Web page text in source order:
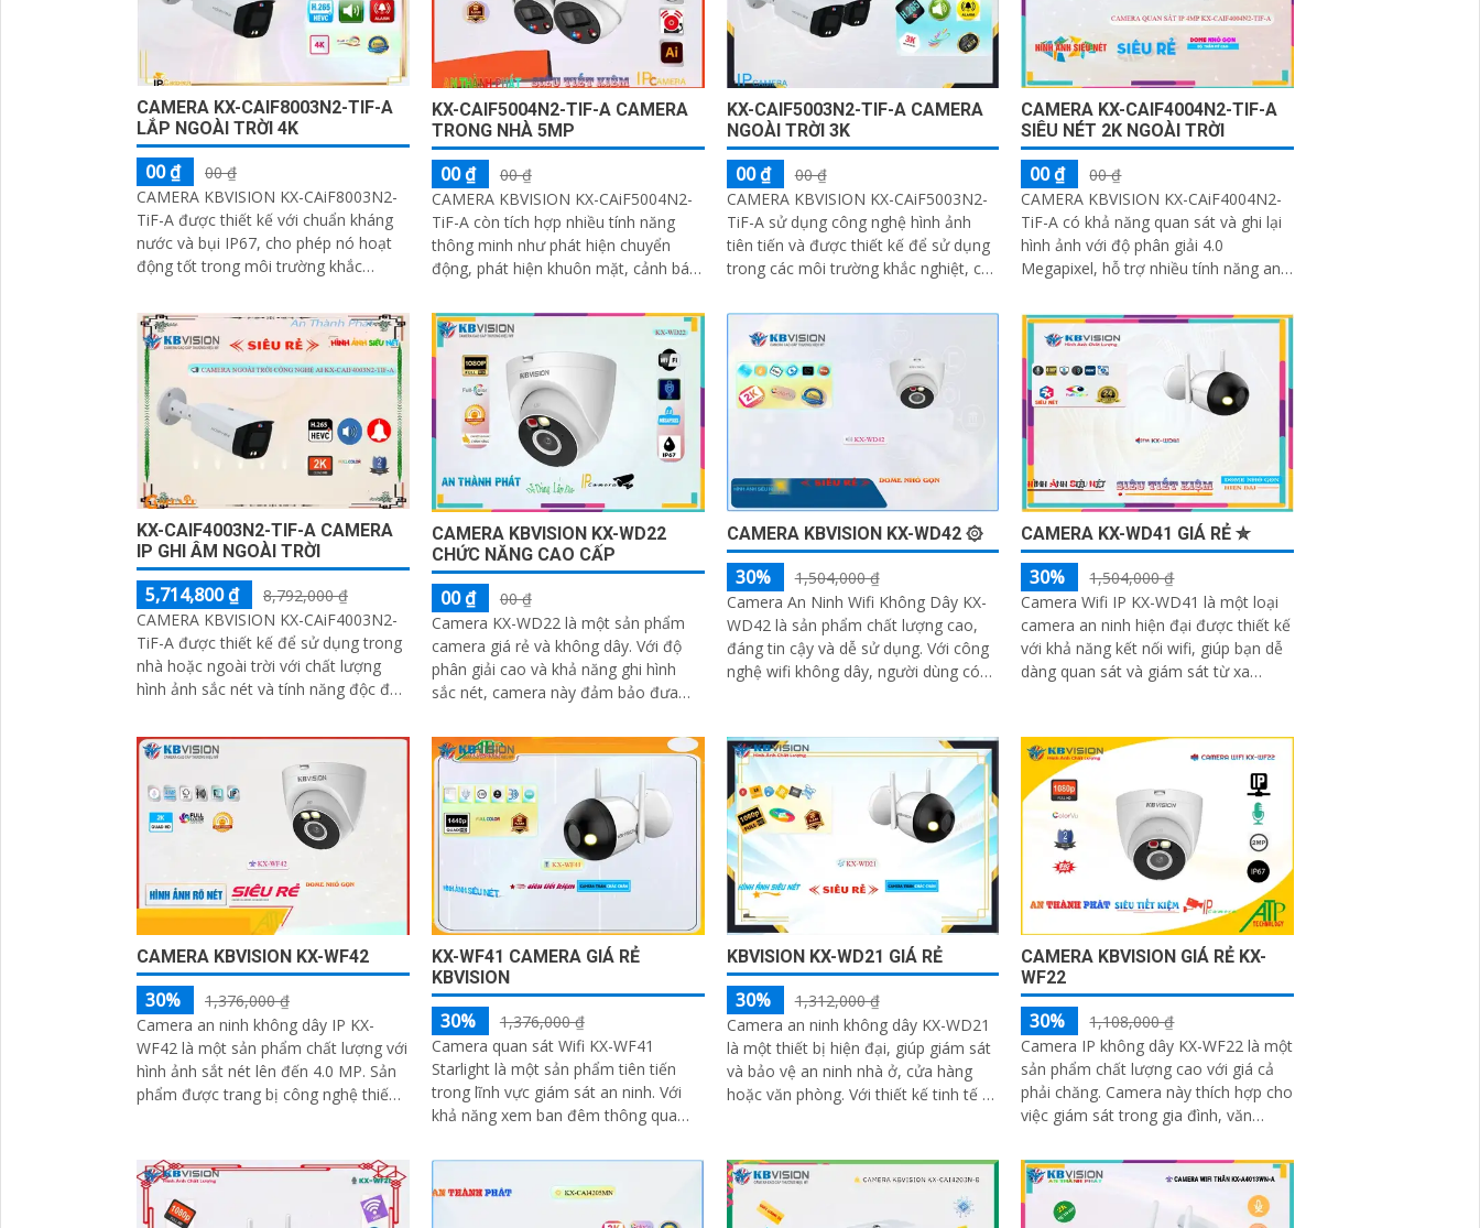
CAMERA KX-CAIF8003N2-TIF-A
LẮP NGOÀI TRỜI 4K
00 ₫
00 ₫
CAMERA KBVISION KX-CAiF8003N2-
TiF-A được thiết kế với chuẩn kháng
nước và bụi IP67, cho phép nó hoạt
động tốt trong môi trường khắc
CAMERA...
KX-CAIF5004N2-TIF-A CAMERA
TRONG NHÀ 5MP
00 ₫
00 ₫
CAMERA KBVISION KX-CAiF5004N2-
TiF-A còn tích hợp nhiều tính năng
thông minh như phát hiện chuyển
động, phát hiện khuôn mặt, cảnh báo
cường tính...
KX-CAIF5003N2-TIF-A CAMERA
NGOÀI TRỜI 3K
00 ₫
00 ₫
CAMERA KBVISION KX-CAiF5003N2-
TiF-A sử dụng công nghệ hình ảnh
tiên tiến và được thiết kế để sử dụng
trong các môi trường khắc nghiệt, có
đạt...
CAMERA KX-CAIF4004N2-TIF-A
SIÊU NÉT 2K NGOÀI TRỜI
00 ₫
00 ₫
CAMERA KBVISION KX-CAiF4004N2-
TiF-A có khả năng quan sát và ghi lại
hình ảnh với độ phân giải 4.0
Megapixel, hỗ trợ nhiều tính năng an
tiên tiến như hồng ngoại, chống
ngược sáng, chống nước và bụi
KX-CAIF4003N2-TIF-A CAMERA
IP GHI ÂM NGOÀI TRỜI
5,714,800 ₫
8,792,000 ₫
CAMERA KBVISION KX-CAiF4003N2-
TiF-A được thiết kế để sử dụng trong
nhà hoặc ngoài trời với chất lượng
hình ảnh sắc nét và tính năng độc đáo
CAMERA KBVISION KX-WD22
CHỨC NĂNG CAO CẤP
00 ₫
00 ₫
Camera KX-WD22 là một sản phẩm
camera giá rẻ và không dây. Với độ
phân giải cao và khả năng ghi hình
sắc nét, camera này đảm bảo đưa
lượng tốt
CAMERA KBVISION KX-WD42 ۞
30%
1,504,000 ₫
Camera An Ninh Wifi Không Dây KX-
WD42 là sản phẩm chất lượng cao,
đáng tin cậy và dễ sử dụng. Với công
nghệ wifi không dây, người dùng có
CAMERA KX-WD41 GIÁ RẺ ✮
30%
1,504,000 ₫
Camera Wifi IP KX-WD41 là một loại
camera an ninh hiện đại được thiết kế
với khả năng kết nối wifi, giúp bạn dễ
dàng quan sát và giám sát từ xa
CAMERA KBVISION KX-WF42
30%
1,376,000 ₫
Camera an ninh không dây IP KX-
WF42 là một sản phẩm chất lượng với
hình ảnh sắt nét lên đến 4.0 MP. Sản
phẩm được trang bị công nghệ thiếu
KX-WF41 CAMERA GIÁ RẺ
KBVISION
30%
1,376,000 ₫
Camera quan sát Wifi KX-WF41
Starlight là một sản phẩm tiên tiến
trong lĩnh vực giám sát an ninh. Với
khả năng xem ban đêm thông qua
này cho phép bạn quan sát mọi góc
của xưởng sản xuất một cách sáng
KBVISION KX-WD21 GIÁ RẺ
30%
1,312,000 ₫
Camera an ninh không dây KX-WD21
là một thiết bị hiện đại, giúp giám sát
và bảo vệ an ninh nhà ở, cửa hàng
hoặc văn phòng. Với thiết kế tinh tế và
dùng
CAMERA KBVISION GIÁ RẺ KX-
WF22
30%
1,108,000 ₫
Camera IP không dây KX-WF22 là một
sản phẩm chất lượng cao với giá cả
phải chăng. Camera này thích hợp cho
việc giám sát trong gia đình, văn
kỳ không gian nào cần quan sát